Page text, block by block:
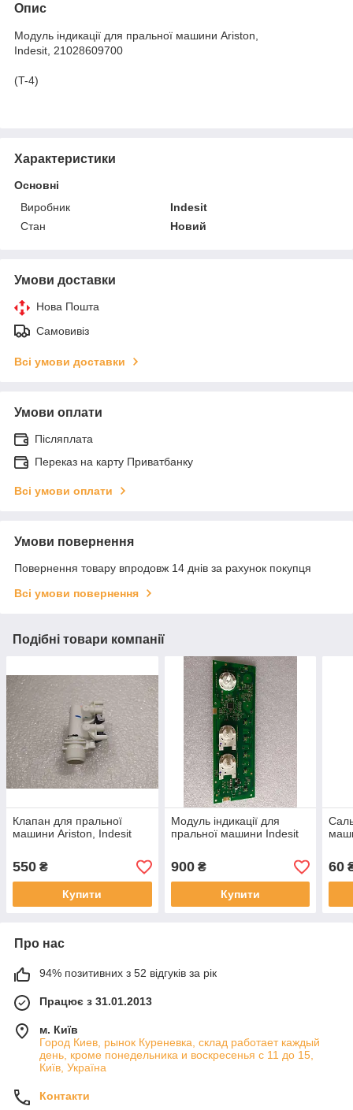
Опис
Модуль індикації для пральної машини Ariston,
Indesit, 21028609700
(T-4)
Характеристики
Основні
Виробник
Indesit
Стан
Новий
Умови доставки
Нова Пошта
Самовивіз
Всі умови доставки
Умови оплати
Післяплата
Переказ на карту Приватбанку
Всі умови оплати
Умови повернення
Повернення товару впродовж 14 днів за рахунок покупця
Всі умови повернення
Подібні товари компанії
Клапан для пральної
машини Ariston, Indesit
550 ₴
Купити
Модуль індикації для
пральної машини Indesit
900₴
Купити
60
Про нас
94% позитивних з 52 відгуків за рік
Працює з 31.01.2013
м. Київ
Город Киев, рынок Куреневка, склад работает каждый
день, кроме понедельника и воскресенья с 11 до 15,
Київ, Україна
Контакти